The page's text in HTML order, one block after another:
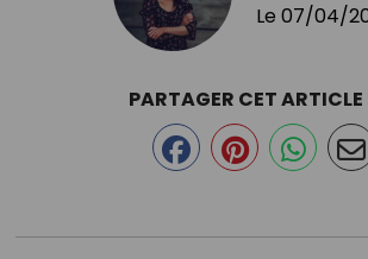
Le 07/04/
PARTAGER CET ARTICLE